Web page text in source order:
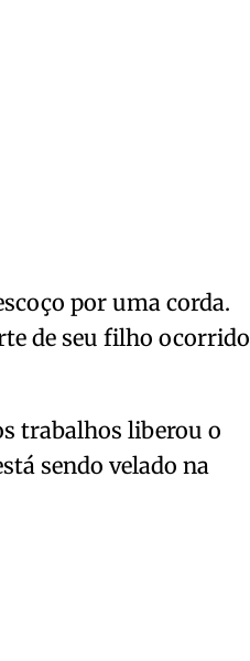
por uma corda.
de seu filho ocorrido
trabalhos liberou o
sendo velado na